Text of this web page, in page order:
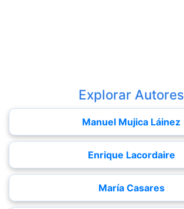
Explorar Autores
Manuel Mujica Láinez
Enrique Lacordaire
María Casares